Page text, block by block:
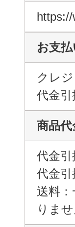
お支
クレ
代金引
商品
代金
代金引
送料
りませ